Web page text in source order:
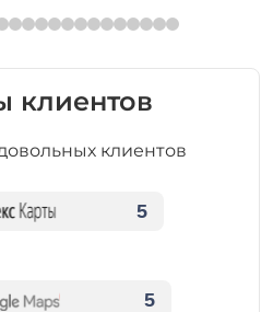
клиентов
клиентов
5
5